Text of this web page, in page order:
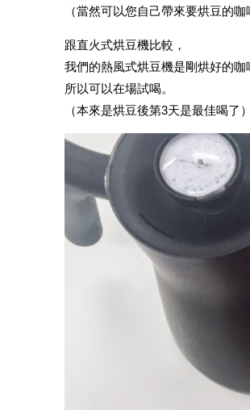
（當然可以您自己帶來要烘豆的咖
跟直火式烘豆機比較，
我們的熱風式烘豆機是剛烘好的咖
所以可以在場試喝。
（本來是烘豆後第3天是最佳喝了）